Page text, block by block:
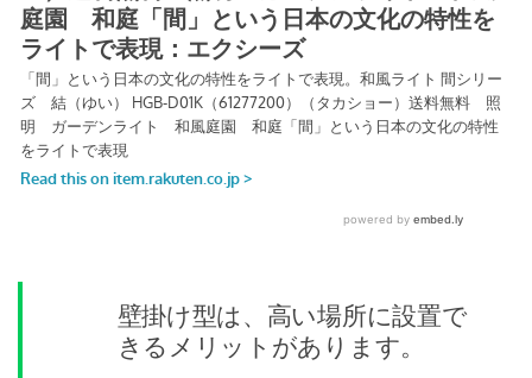
壁掛け型は、高い場所に設置で
きるメリットがあります。